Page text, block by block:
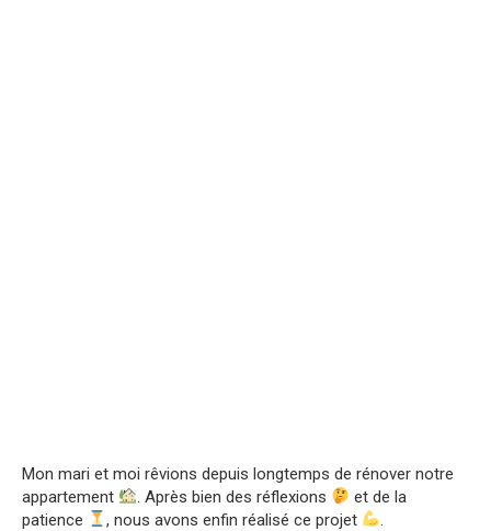
Mon mari et moi rêvions depuis longtemps de rénover notre
appartement
. Après bien des réflexions
et de la
patience
, nous avons enfin réalisé ce projet
.